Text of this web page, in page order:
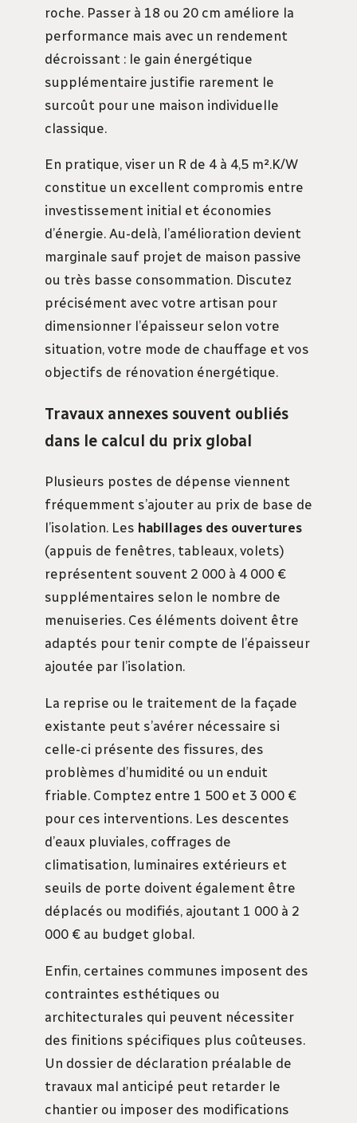
roche. Passer à 18 ou 20 cm améliore la
performance mais avec un rendement
décroissant : le gain énergétique
supplémentaire justifie rarement le
surcoût pour une maison individuelle
classique.
En pratique, viser un R de 4 à 4,5 m².K/W
constitue un excellent compromis entre
investissement initial et économies
d’énergie. Au-delà, l’amélioration devient
marginale sauf projet de maison passive
ou très basse consommation. Discutez
précisément avec votre artisan pour
dimensionner l’épaisseur selon votre
situation, votre mode de chauffage et vos
objectifs de rénovation énergétique.
Travaux annexes souvent oubliés
dans le calcul du prix global
Plusieurs postes de dépense viennent
fréquemment s’ajouter au prix de base de
l’isolation. Les habillages des ouvertures
(appuis de fenêtres, tableaux, volets)
représentent souvent 2 000 à 4 000 €
supplémentaires selon le nombre de
menuiseries. Ces éléments doivent être
adaptés pour tenir compte de l’épaisseur
ajoutée par l’isolation.
La reprise ou le traitement de la façade
existante peut s’avérer nécessaire si
celle-ci présente des fissures, des
problèmes d’humidité ou un enduit
friable. Comptez entre 1 500 et 3 000 €
pour ces interventions. Les descentes
d’eaux pluviales, coffrages de
climatisation, luminaires extérieurs et
seuils de porte doivent également être
déplacés ou modifiés, ajoutant 1 000 à 2
000 € au budget global.
Enfin, certaines communes imposent des
contraintes esthétiques ou
architecturales qui peuvent nécessiter
des finitions spécifiques plus coûteuses.
Un dossier de déclaration préalable de
travaux mal anticipé peut retarder le
chantier ou imposer des modifications